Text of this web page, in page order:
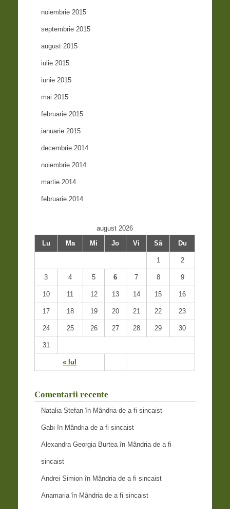
noiembrie 2015
septembrie 2015
august 2015
iulie 2015
iunie 2015
mai 2015
februarie 2015
ianuarie 2015
decembrie 2014
noiembrie 2014
martie 2014
februarie 2014
august 2026
Lu
Ma Mi Jo Vi Sâ Du
« Iul
1 2
3 4 5 6 7 8 9
10 11 12 13 14 15 16
17 18 19 20 21 22 23
24 25 26 27 28 29 30
31
Comentarii recente
Natalia Stefan în Mândria de a fi sincaist
Gabi în Mândria de a fi sincaist
Alexandra Georgia Burteaîn Mândria de a fi
sincaist
Andrei Simion în Mândria de a fi sincaist
Anamariaîn Mândria de a fi sincaist